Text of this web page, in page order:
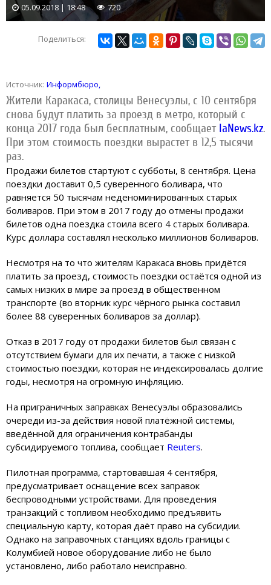
05.09.2018 | 18:48 720
Поделиться:
Источник: Информбюро,
Жители Каракаса, столицы Венесуэлы, с 10 сентября
снова будут платить за проезд в метро, который с
конца 2017 года был бесплатным, сообщает IaNews.kz.
При этом стоимость поездки вырастет в 12,5 тысячи
раз.
Продажи билетов стартуют с субботы, 8 сентября. Цена
поездки доставит 0,5 суверенного боливара, что
равняется 50 тысячам неденоминированных старых
боливаров. При этом в 2017 году до отмены продажи
билетов одна поездка стоила всего 4 старых боливара.
Курс доллара составлял несколько миллионов боливаров.
Несмотря на то что жителям Каракаса вновь придётся
платить за проезд, стоимость поездки остаётся одной из
самых низких в мире за проезд в общественном
транспорте (во вторник курс чёрного рынка составил
более 88 суверенных боливаров за доллар).
Отказ в 2017 году от продажи билетов был связан с
отсутствием бумаги для их печати, а также с низкой
стоимостью поездки, которая не индексировалась долгие
годы, несмотря на огромную инфляцию.
На приграничных заправках Венесуэлы образовались
очереди из-за действия новой платёжной системы,
введённой для ограничения контрабанды
субсидируемого топлива, сообщает Reuters.
Пилотная программа, стартовавшая 4 сентября,
предусматривает оснащение всех заправок
беспроводными устройствами. Для проведения
транзакций с топливом необходимо предъявить
специальную карту, которая даёт право на субсидии.
Однако на заправочных станциях вдоль границы с
Колумбией новое оборудование либо не было
установлено, либо работало неисправно.